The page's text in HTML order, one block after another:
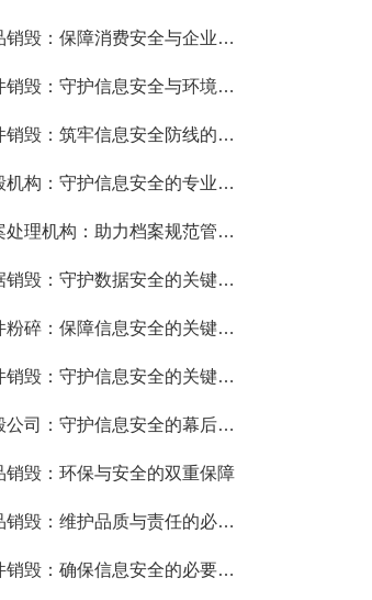
：保障消费安全与企业信誉的关键举措
毁：守护信息安全与环境的重要环节
毁：筑牢信息安全防线的关键环节
构：守护信息安全的专业服务选择
机构：助力档案规范管理与安全保障
毁：守护数据安全的关键环节
碎：保障信息安全的关键步骤
毁：守护信息安全的关键环节
司：守护信息安全的幕后卫士
销毁：环保与安全的双重保障
毁：维护品质与责任的必要之举
毁：确保信息安全的必要措施